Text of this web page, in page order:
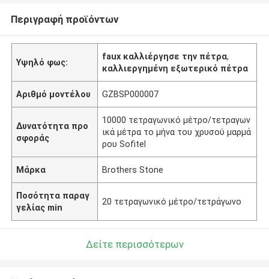
Περιγραφή προϊόντων
Υψηλό φως:
faux καλλιέργησε την πέτρα,
καλλιεργημένη εξωτερικό πέτρα
Αριθμό μοντέλου GZBSP000007
Δυνατότητα προ
σφοράς
10000 τετραγωνικό μέτρο/τετραγων
ικά μέτρα το μήνα του χρυσού μαρμά
ρου Sofitel
Μάρκα Brothers Stone
Ποσότητα παραγ
γελίας min
20 τετραγωνικό μέτρο/τετράγωνο
Δείτε περισσότερων